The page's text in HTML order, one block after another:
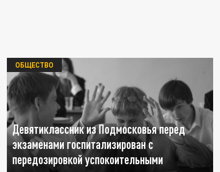
Девятиклассник из Подмосковья перед
экзаменами госпитализирован с
передозировкой успокоительными
ОБЩЕСТВО